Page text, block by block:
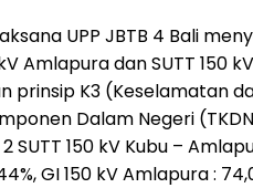
UPP JBTB 4 Bali
Amlapura dan SUTT 150
prinsip K3 (Keselamatan
Dalam Negeri
SUTT 150 kV Kubu –
GI 150 kV Amlapura :